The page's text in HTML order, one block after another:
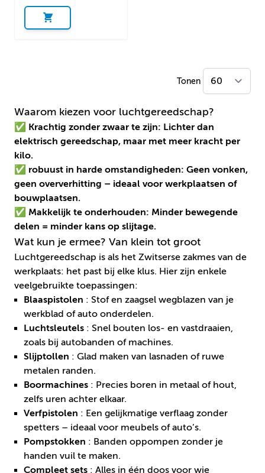
Tonen
Waarom kiezen voor luchtgereedschap?
✅ Krachtig zonder zwaar te zijn: Lichter dan
elektrisch gereedschap, maar met meer kracht per
kilo.
✅ robuust in harde omstandigheden: Geen vonken,
geen oververhitting – ideaal voor werkplaatsen of
bouwplaatsen.
✅ Makkelijk te onderhouden: Minder bewegende
delen = minder kans op slijtage.
Wat kun je ermee? Van klein tot groot
Luchtgereedschap is als het Zwitserse zakmes van de
werkplaats: het past bij elke klus. Hier zijn enkele
veelgebruikte toepassingen:
Blaaspistolen : Stof en zaagsel wegblazen van je
werkblad of auto onderdelen.
Luchtsleutels : Snel bouten los- en vastdraaien,
zoals bij autobanden of machines.
Slijptollen : Glad maken van lasnaden of ruwe
metalen randen.
Boormachines : Precies boren in metaal of hout,
zelfs uren achter elkaar.
Verfpistolen : Een gelijkmatige verflaag zonder
spetters – ideaal voor meubels of auto’s.
Pompstokken : Banden oppompen zonder je
handen vuil te maken.
Compleet sets : Alles in één doos voor wie